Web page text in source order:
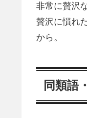
非常に贅沢
贅沢に慣れ
から。
同類語